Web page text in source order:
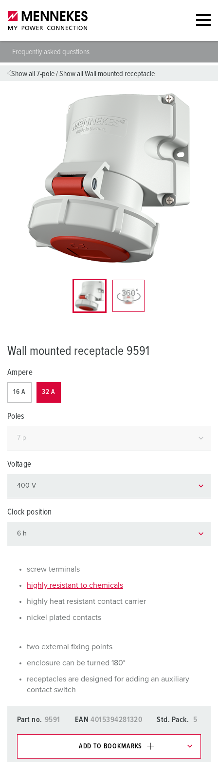
Frequently asked questions
Show all 7-pole/Show all Wall mounted receptacle
Wall mounted receptacle 9591
Ampere
16 A 32 A
Poles
Voltage
Clock position
screw terminals
highly resistant to chemicals
highly heat resistant contact carrier
nickel plated contacts
two external fixing points
enclosure can be turned 180°
receptacles are designed for adding an auxiliary
contact switch
Part no. 9591 EAN 4015394281320 Std. Pack. 5
ADD TO BOOKMARKS